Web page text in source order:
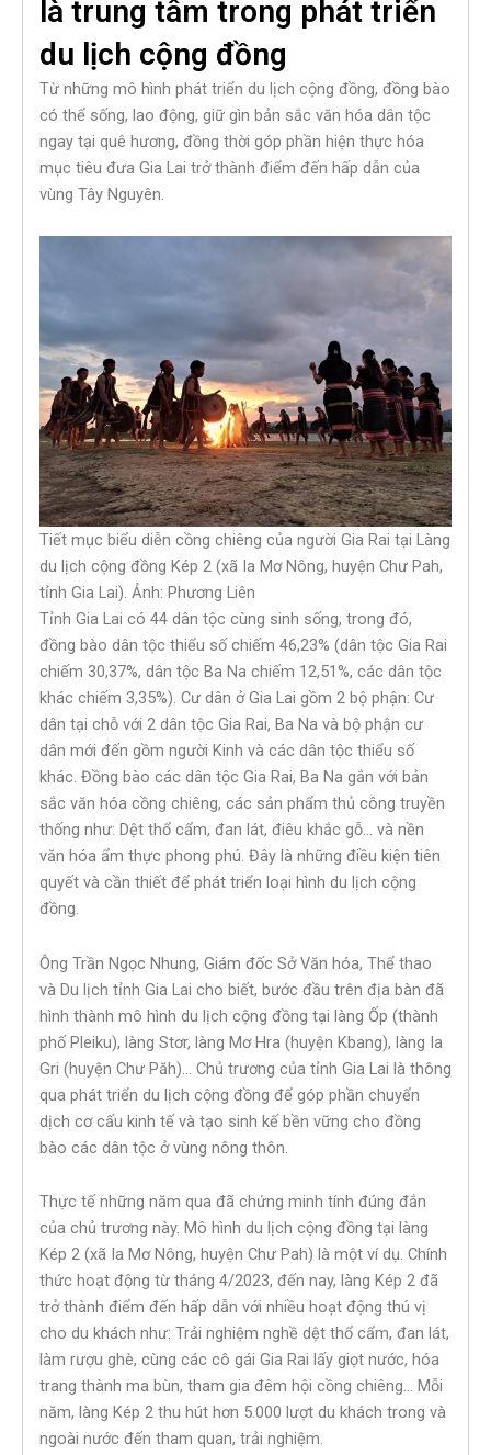
là trung tâm trong phát triển
du lịch cộng đồng
Từ những mô hình phát triển du lịch cộng đồng, đồng bào
có thể sống, lao động, giữ gìn bản sắc văn hóa dân tộc
ngay tại quê hương, đồng thời góp phần hiện thực hóa
mục tiêu đưa Gia Lai trở thành điểm đến hấp dẫn của
vùng Tây Nguyên.
Tiết mục biểu diễn cồng chiêng của người Gia Rai tại Làng
du lịch cộng đồng Kép 2 (xã Ia Mơ Nông, huyện Chư Pah,
tỉnh Gia Lai). Ảnh: Phương Liên
Tỉnh Gia Lai có 44 dân tộc cùng sinh sống, trong đó,
đồng bào dân tộc thiểu số chiếm 46,23% (dân tộc Gia Rai
chiếm 30,37%, dân tộc Ba Na chiếm 12,51%, các dân tộc
khác chiếm 3,35%). Cư dân ở Gia Lai gồm 2 bộ phận: Cư
dân tại chỗ với 2 dân tộc Gia Rai, Ba Na và bộ phận cư
dân mới đến gồm người Kinh và các dân tộc thiểu số
khác. Đồng bào các dân tộc Gia Rai, Ba Na gắn với bản
sắc văn hóa cồng chiêng, các sản phẩm thủ công truyền
thống như: Dệt thổ cẩm, đan lát, điêu khắc gỗ… và nền
văn hóa ẩm thực phong phú. Đây là những điều kiện tiên
quyết và cần thiết để phát triển loại hình du lịch cộng
đồng.
Ông Trần Ngọc Nhung, Giám đốc Sở Văn hóa, Thể thao
và Du lịch tỉnh Gia Lai cho biết, bước đầu trên địa bàn đã
hình thành mô hình du lịch cộng đồng tại làng Ốp (thành
phố Pleiku), làng Stơr, làng Mơ Hra (huyện Kbang), làng Ia
Gri (huyện Chư Păh)… Chủ trương của tỉnh Gia Lai là thông
qua phát triển du lịch cộng đồng để góp phần chuyển
dịch cơ cấu kinh tế và tạo sinh kế bền vững cho đồng
bào các dân tộc ở vùng nông thôn.
Thực tế những năm qua đã chứng minh tính đúng đắn
của chủ trương này. Mô hình du lịch cộng đồng tại làng
Kép 2 (xã Ia Mơ Nông, huyện Chư Pah) là một ví dụ. Chính
thức hoạt động từ tháng 4/2023, đến nay, làng Kép 2 đã
trở thành điểm đến hấp dẫn với nhiều hoạt động thú vị
cho du khách như: Trải nghiệm nghề dệt thổ cẩm, đan lát,
làm rượu ghè, cùng các cô gái Gia Rai lấy giọt nước, hóa
trang thành ma bùn, tham gia đêm hội cồng chiêng… Mỗi
năm, làng Kép 2 thu hút hơn 5.000 lượt du khách trong và
ngoài nước đến tham quan, trải nghiệm.